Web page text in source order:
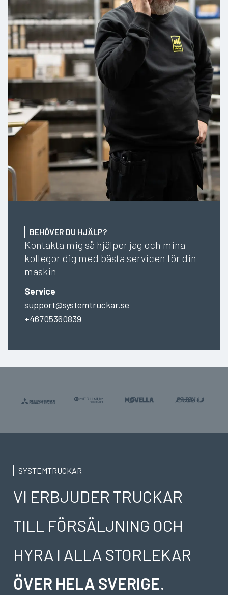
BEHÖVER DU HJÄLP?
Kontakta mig så hjälper jag och mina
kollegor dig med bästa servicen för din
maskin
Service
support@systemtruckar.se
+46705360839
SYSTEMTRUCKAR
VI ERBJUDER TRUCKAR
TILL FÖRSÄLJNING OCH
HYRA I ALLA STORLEKAR
ÖVER HELA SVERIGE.